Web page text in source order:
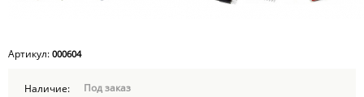
Артикул: 000604
Наличие:
Под заказ